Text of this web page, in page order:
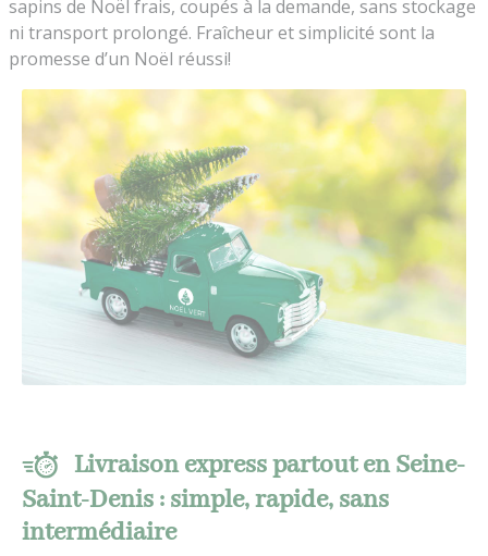
sapins de Noël frais, coupés à la demande, sans stockage
ni transport prolongé. Fraîcheur et simplicité sont la
promesse d’un Noël réussi!
Livraison express partout en Seine-
Saint-Denis : simple, rapide, sans
intermédiaire